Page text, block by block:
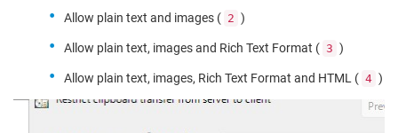
Allow plain text and images ( 2 )
Allow plain text, images and Rich Text Format ( 3 )
Allow plain text, images, Rich Text Format and HTML ( 4 )